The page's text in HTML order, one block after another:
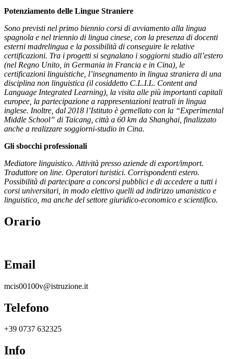
Potenziamento delle Lingue Straniere
Sono previsti nel primo biennio corsi di avviamento alla lingua
spagnola e nel triennio di lingua cinese, con la presenza di docenti
esterni madrelingua e la possibilità di conseguire le relative
certificazioni. Tra i progetti si segnalano i soggiorni studio all’estero
(nel Regno Unito, in Germania in Francia e in Cina), le
certificazioni linguistiche, l’insegnamento in lingua straniera di una
disciplina non linguistica (il cosiddetto C.L.I.L. Content and
Language Integrated Learning), la visita alle più importanti capitali
europee, la partecipazione a rappresentazioni teatrali in lingua
inglese. Inoltre, dal 2018 l’Istituto è gemellato con la “Experimental
Middle School” di Taicang, città a 60 km da Shanghai, finalizzato
anche a realizzare soggiorni-studio in Cina.
Gli sbocchi professionali
Mediatore linguistico. Attività presso aziende di export/import.
Traduttore on line. Operatori turistici. Corrispondenti estero.
Possibilità di partecipare a concorsi pubblici e di accedere a tutti i
corsi universitari, in modo elettivo quelli ad indirizzo umanistico e
linguistico, ma anche del settore giuridico-economico e scientifico.
Orario
Email
mcis00100v@istruzione.it
Telefono
+39 0737 632325
Info